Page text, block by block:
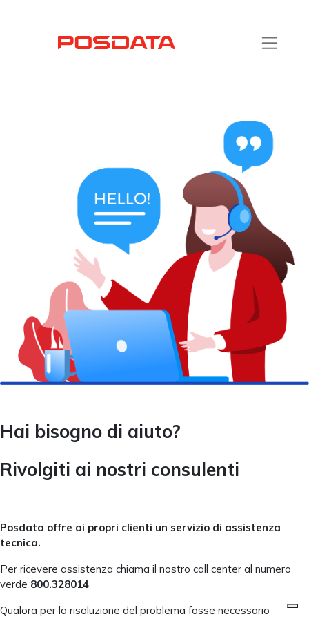
Hai bisogno di aiuto?
Rivolgiti ai nostri consulenti
Posdata offre ai propri clienti un servizio di assistenza
tecnica.
Per ricevere assistenza chiama il nostro call center al numero
verde 800.328014
Qualora per la risoluzione del problema fosse necessario